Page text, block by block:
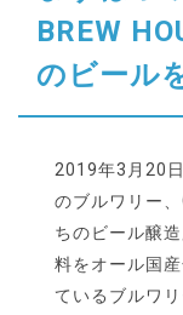
BREW
のビール
2019年3月20
のブルワリー、
ちのビール醸
料をオール国
ているブルワ